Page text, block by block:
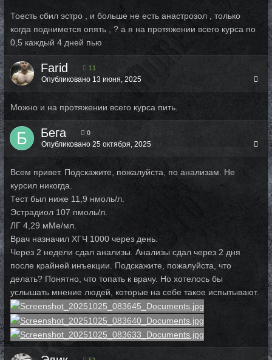
Тоесть сбил эстро , и больше не есть анастрозол , только
когда поднимется опять , ? а я на протяжении всего курса по
0,5 каждый 4 дней пью
Farid 11
Опубликовано 13 июня, 2025
Можно и на протяжении всего курса пить.
Бега 0
Опубликовано 25 октября, 2025
Всем привет. Подскажите, пожалуйста, по анализам. Не
курсил никогда.
Тест был ниже 11,9 нмоль/л.
Эстрадиол 107 пмоль/л.
ЛГ 4,29 мМе/мл.
Врач назначил ХГЧ 1000 через день.
Через 2 недели сдал анализы. Анализы сдал через 2 дня
после крайней инъекции. Подскажите, пожалуйста, что
делать? Понятно, что топать к врачу. Но хотелось бы
услышать мнение людей, которые на себе такое испытывают.